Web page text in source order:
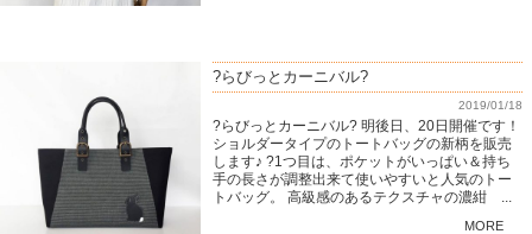
?らびっとカーニバル?
2019/01/18
?らびっとカーニバル? 明後日、20日開催です！
ショルダータイプのトートバッグの新柄を販売
します♪ ?1つ目は、ポケットがいっぱい＆持ち
手の長さが調整出来て使いやすいと人気のトー
トバッグ。 高級感のあるテクスチャの濃紺 ...
MORE